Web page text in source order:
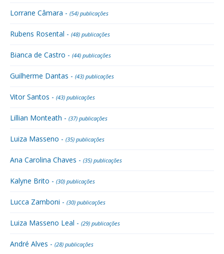
Lorrane Câmara - (54) publicações
Rubens Rosental - (48) publicações
Bianca de Castro - (44) publicações
Guilherme Dantas - (43) publicações
Vitor Santos - (43) publicações
Lillian Monteath - (37) publicações
Luiza Masseno - (35) publicações
Ana Carolina Chaves - (35) publicações
Kalyne Brito - (30) publicações
Lucca Zamboni - (30) publicações
Luiza Masseno Leal - (29) publicações
André Alves - (28) publicações